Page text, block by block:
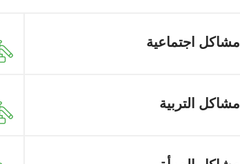
مشاكل اجتماعية
مشاكل التربية